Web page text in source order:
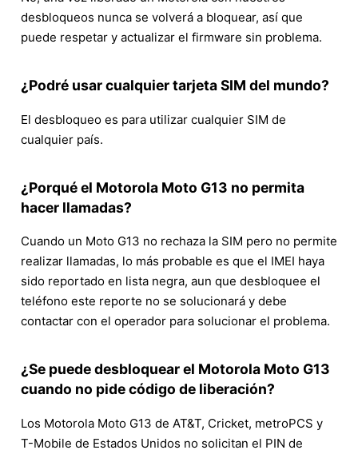
desbloqueos nunca se volverá a bloquear, así que
puede respetar y actualizar el firmware sin problema.
¿Podré usar cualquier tarjeta SIM del mundo?
El desbloqueo es para utilizar cualquier SIM de
cualquier país.
¿Porqué el Motorola Moto G13 no permita
hacer llamadas?
Cuando un Moto G13 no rechaza la SIM pero no permite
realizar llamadas, lo más probable es que el IMEI haya
sido reportado en lista negra, aun que desbloquee el
teléfono este reporte no se solucionará y debe
contactar con el operador para solucionar el problema.
¿Se puede desbloquear el Motorola Moto G13
cuando no pide código de liberación?
Los Motorola Moto G13 de AT&T, Cricket, metroPCS y
T-Mobile de Estados Unidos no solicitan el PIN de